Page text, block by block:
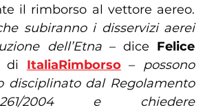
il rimborso al vettore aereo.
subiranno i disservizi aerei
dell’Etna– dice Felice
di ItaliaRimborso– possono
disciplinato dal Regolamento
2004 e chiedere